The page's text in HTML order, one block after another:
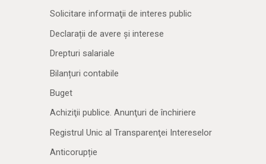
Solicitare informaţii de interes public
Declarații de avere și interese
Drepturi salariale
Bilanțuri contabile
Buget
Achiziţii publice. Anunţuri de închiriere
Registrul Unic al Transparenţei Intereselor
Anticorupție